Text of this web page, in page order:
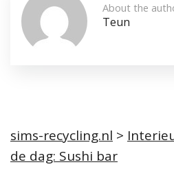
About the
Teun
sims-recycling.nl >
de dag: Sushi bar